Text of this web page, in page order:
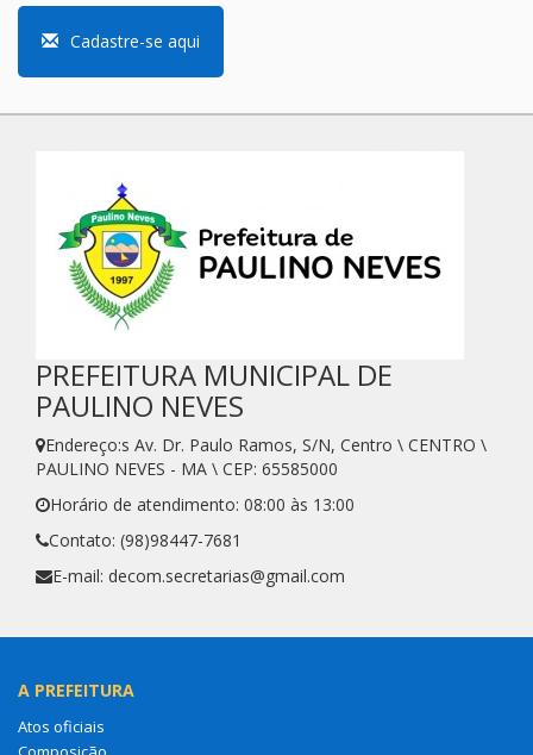
Cadastre-se aqui
PREFEITURA MUNICIPAL DE
PAULINO NEVES
Endereço:s Av. Dr. Paulo Ramos, S/N, Centro \ CENTRO \
PAULINO NEVES - MA \ CEP: 65585000
Horário de atendimento: 08:00 às 13:00
Contato: (98)98447-7681
E-mail: decom.secretarias@gmail.com
A PREFEITURA
Atos oficiais